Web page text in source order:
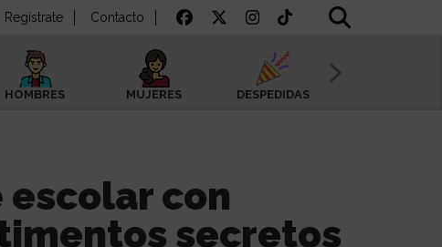
Regístrate Contacto
HOMBRES MUJERES DESPEDIDAS
escolar con
secretos